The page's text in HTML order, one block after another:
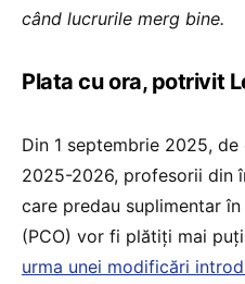
când lucrurile merg bine.
Plata cu ora, potrivit
Din 1 septembrie 2025,
2025-2026, profesorii din
care predau suplimentar
(PCO) vor fi plătiți mai
urma unei modificări